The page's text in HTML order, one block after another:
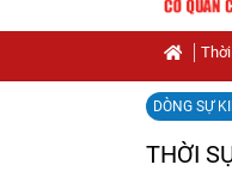
DÒNG SỰ
THỜI